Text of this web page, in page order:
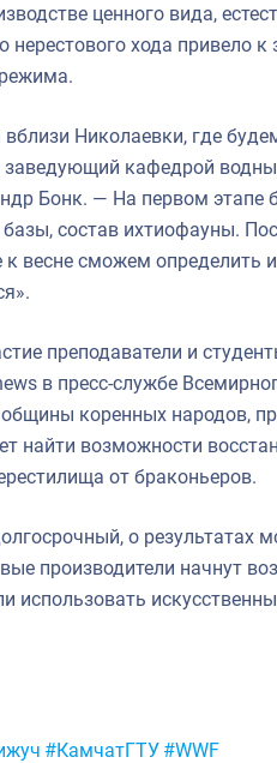
ценного вида,
нерестового хода привело
Николаевки, где
кафедрой
Бонк. — На первом этапе
состав ихтиофауны.
весне сможем определить
преподаватели и
в пресс-службе
коренных народов,
найти возможности
от браконьеров.
о результатах
производители начнут
использовать
#КамчатГТУ #WWF